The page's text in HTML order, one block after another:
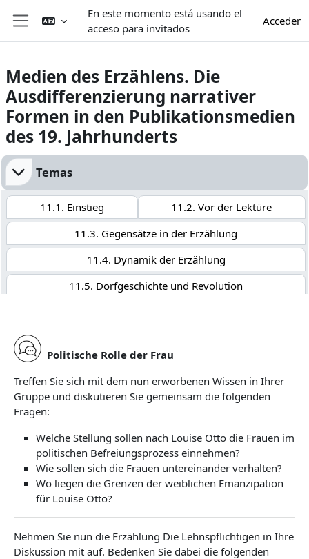
Salta al contenido principal
Panel lateral
En este momento está usando el
acceso para invitados
Acceder
Medien des Erzählens. Die
Ausdifferenzierung narrativer
Formen in den Publikationsmedien
des 19. Jahrhunderts
Perfilado de sección
Temas
11.1. Einstieg
11.2. Vor der Lektüre
11.3. Gegensätze in der Erzählung
11.4. Dynamik der Erzählung
11.5. Dorfgeschichte und Revolution
Politische Rolle der Frau
Treffen Sie sich mit dem nun erworbenen Wissen in Ihrer
Gruppe und diskutieren Sie gemeinsam die folgenden
Fragen:
Welche Stellung sollen nach Louise Otto die Frauen im
politischen Befreiungsprozess einnehmen?
Wie sollen sich die Frauen untereinander verhalten?
Wo liegen die Grenzen der weiblichen Emanzipation
für Louise Otto?
Nehmen Sie nun die Erzählung Die Lehnspflichtigen in Ihre
Diskussion mit auf. Bedenken Sie dabei die folgenden